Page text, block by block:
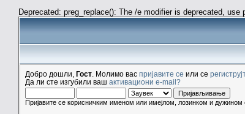
Deprecated: preg_replace(): The /e modifier is deprecated,
Добро дошли, Гост . Молимо вас пријавите се или се
Да ли сте изгубили ваш активациони e-mail?
Пријавите се корисничким именом или имејлом, лозинком и дужином